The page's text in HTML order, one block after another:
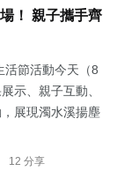
！ 親子攜手齊
活節活動今天（8
示、親子互動、
展現濁水溪揚塵
12 分享